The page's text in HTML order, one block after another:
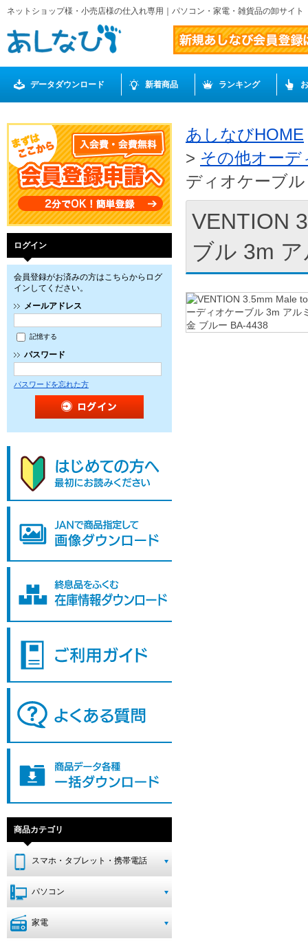
ネットショップ様・小売店様の仕入れ専用｜パソコン・家電・雑貨品の卸サイ
データダウンロード 新着商品 ランキング
ログイン
会員登録がお済みの方はこちらからログ
インしてください。
メールアドレス
記憶する
パスワード
パスワードを忘れた方
商品カテゴリ
スマホ・タブレット・携帯電話
パソコン
家電
あしなびHOME
> その他オー
ディオケーブ
VENTION
ブル 3m